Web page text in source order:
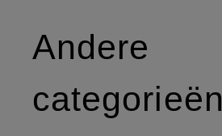
Andere
categorieën